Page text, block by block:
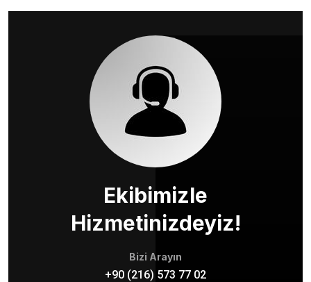
Ekibimizle
Hizmetinizdeyiz!
Bizi Arayın
+90 (216) 573 77 02